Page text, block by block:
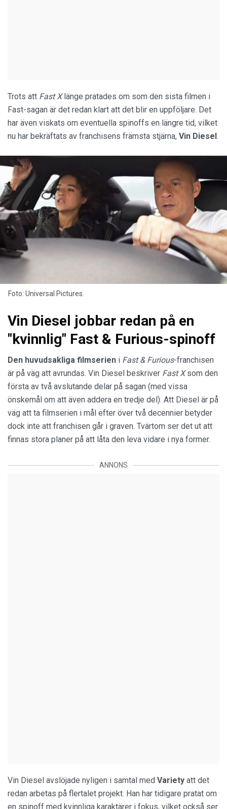
Trots att Fast Xlänge pratades om som den sista filmen i
Fast-sagan är det redan klart att det blir en uppföljare. Det
har även viskats om eventuella spinoffs en längre tid, vilket
nu har bekräftats av franchisens främsta stjärna, Vin Diesel.
Foto: Universal Pictures.
Vin Diesel jobbar redan på en
"kvinnlig" Fast & Furious-spinoff
Den huvudsakliga filmserien i Fast & Furious-franchisen
är på väg att avrundas. Vin Diesel beskriver Fast Xsom den
första av två avslutande delar på sagan (med vissa
önskemål om att även addera en tredje del). Att Diesel är på
väg att ta filmserien i mål efter över två decennier betyder
dock inte att franchisen går i graven. Tvärtom ser det ut att
finnas stora planer på att låta den leva vidare i nya former.
ANNONS
Vin Diesel avslöjade nyligen i samtal med Variety att det
redan arbetas på flertalet projekt. Han har tidigare pratat om
en spinoff med kvinnliga karaktärer i fokus, vilket också ser